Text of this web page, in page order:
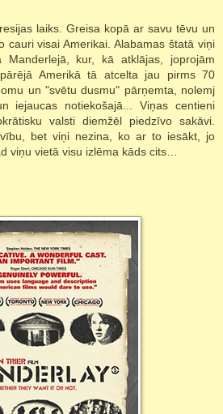
laiks. Greisa kopā ar savu tēvu un
cauri visai Amerikai. Alabamas štatā viņi
Manderlejā, kur, kā atklājas, joprojām
Amerikā tā atcelta jau pirms 70
un "svētu dusmu" pārņemta, nolemj
iejaucas notiekošajā... Viņas centieni
valsti diemžēl piedzīvo sakāvi.
bet viņi nezina, ko ar to iesākt, jo
viņu vietā visu izlēma kāds cits…